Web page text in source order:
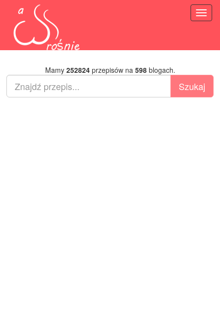
Mamy 252824przepisów na 598blogach.